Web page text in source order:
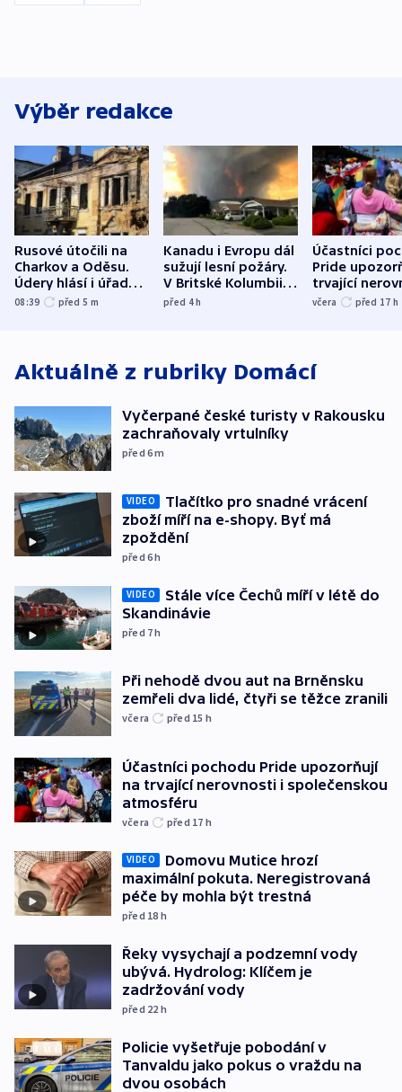
Výběr redakce
Rusové útočili na
Charkov a Oděsu.
Údery hlásí i úřady v
Bělgorodu
08:39 před 5 m
Kanadu i Evropu dál
sužují lesní požáry.
V Britské Kolumbii
evakuovali tisíce lidí
před 4h
Účastníci
Pride
trvající
včera před 17 h
Aktuálně z rubriky Domácí
Vyčerpané české turisty v Rakousku
zachraňovaly vrtulníky
před 6m
VIDEO
Tlačítko pro snadné vrácení
zboží míří na e-shopy. Byť má
zpoždění
před 6h
VIDEO
Stále více Čechů míří v létě do
Skandinávie
před 7h
Při nehodě dvou aut na Brněnsku
zemřeli dva lidé, čtyři se těžce zranili
včera před 15 h
Účastníci pochodu Pride upozorňují
na trvající nerovnosti i společenskou
atmosféru
včera před 17 h
VIDEO
Domovu Mutice hrozí
maximální pokuta. Neregistrovaná
péče by mohla být trestná
před 18 h
Řeky vysychají a podzemní vody
ubývá. Hydrolog: Klíčem je
zadržování vody
před 22 h
Policie vyšetřuje pobodání v
Tanvaldu jako pokus o vraždu na
dvou osobách